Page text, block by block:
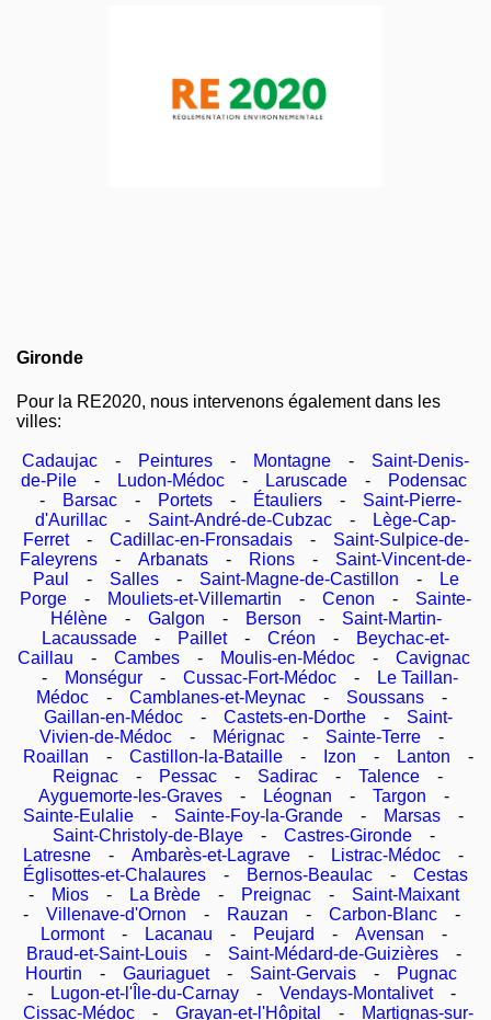
Gironde
Pour la RE2020, nous intervenons également dans les
villes:
Cadaujac - Peintures - Montagne - Saint-Denis-
de-Pile- Ludon-Médoc- Laruscade-
Podensac
-
Barsac- Portets- Étauliers- Saint-Pierre-
d'Aurillac - Saint-André-de-Cubzac -
Lège-Cap-
Ferret- Cadillac-en-Fronsadais- Saint-Sulpice-de-
Faleyrens - Arbanats - Rions - Saint-Vincent-de-
Paul
- Salles- Saint-Magne-de-Castillon -
Le
Porge - Mouliets-et-Villemartin - Cenon - Sainte-
Hélène- Galgon - Berson - Saint-Martin-
Lacaussade - Paillet- Créon -
Beychac-et-
Caillau - Cambes- Moulis-en-Médoc- Cavignac
-
Monségur - Cussac-Fort-Médoc -
Le Taillan-
Médoc- Camblanes-et-Meynac- Soussans-
Gaillan-en-Médoc- Castets-en-Dorthe- Saint-
Vivien-de-Médoc- Mérignac- Sainte-Terre-
Roaillan - Castillon-la-Bataille- Izon - Lanton -
Reignac - Pessac - Sadirac - Talence -
Ayguemorte-les-Graves- Léognan - Targon -
Sainte-Eulalie - Sainte-Foy-la-Grande - Marsas -
Saint-Christoly-de-Blaye- Castres-Gironde-
Latresne - Ambarès-et-Lagrave - Listrac-Médoc -
Églisottes-et-Chalaures - Bernos-Beaulac - Cestas
-
Mios- La Brède- Preignac- Saint-Maixant
- Villenave-d'Ornon - Rauzan - Carbon-Blanc-
Lormont- Lacanau - Peujard - Avensan -
Braud-et-Saint-Louis- Saint-Médard-de-Guizières-
Hourtin - Gauriaguet- Saint-Gervais -
Pugnac
-
Lugon-et-l'Île-du-Carnay- Vendays-Montalivet-
Cissac-Médoc- Grayan-et-l'Hôpital -
Martignas-sur-